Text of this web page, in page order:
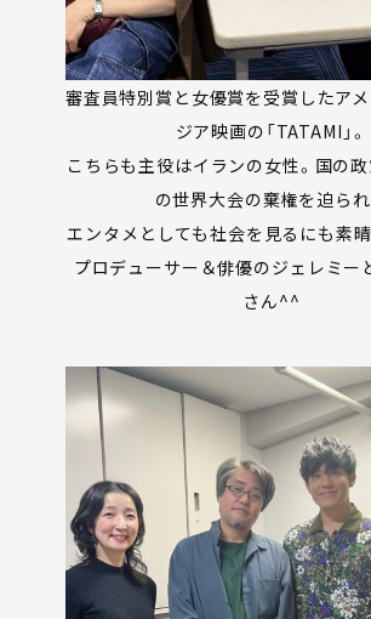
審査員特別賞と女優賞を受賞したア
ジア映画の「TATAMI」。
こちらも主役はイランの女性。国の
の世界大会の棄権を迫ら
エンタメとしても社会を見るにも素晴
プロデューサー＆俳優のジェレミー
さん^^